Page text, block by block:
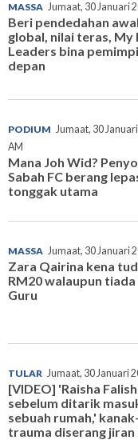
MASSA Jumaat, 30 Januari
Beri pendedahan
global, nilai teras, My
Leaders bina
depan
PODIUM Jumaat, 30
AM
Mana Joh Wid?
Sabah FC berang
tonggak utama
MASSA Jumaat, 30 Januari
Zara Qairina kena
RM20 walaupun
Guru
TULAR Jumaat, 30 Januari
[VIDEO] 'Raisha
sebelum ditarik
sebuah rumah,'
trauma diserang jiran